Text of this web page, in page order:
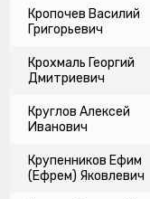
Кропочев Василий
Григорьевич
Крохмаль Георгий
Дмитриевич
Круглов Алексей
Иванович
Крупенников Ефим
(Ефрем) Яковлевич